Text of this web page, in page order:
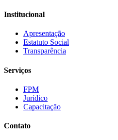
Institucional
Apresentação
Estatuto Social
Transparência
Serviços
FPM
Jurídico
Capacitação
Contato